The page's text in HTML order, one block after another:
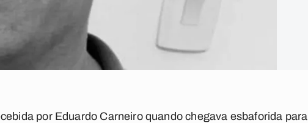
por Eduardo Carneiro quando chegava esbaforida para